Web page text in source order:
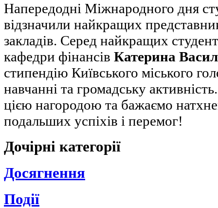
Напередодні Міжнародного дня
відзначили найкращих
закладів. Серед найкращих
кафедри фінансів Катерина
стипендію Київського міського
навчанні та громадську
цією нагородою та бажаємо
подальших успіхів і перемог!
Дочірні категорії
Досягнення
Події